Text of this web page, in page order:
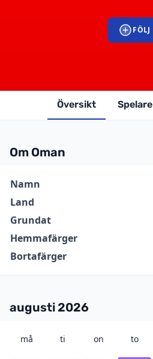
FÖLJ
Översikt Spelare
Om Oman
Information
Namn
Land
Grundat
Hemmafärger
Bortafärger
augusti 2026
må ti on to